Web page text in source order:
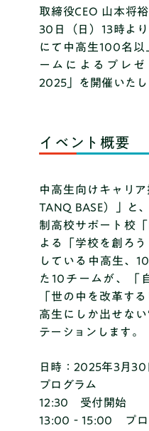
取締役CEO 山本将
30日（日）13時よ
にて中高生100名以
ームによるプレゼ
2025」を開催いたし
イベント概要
中高生向けキャリ
TANQ BASE）」と
制高校サポート校
よる「学校を創ろ
している中高生、
た10チームが、「
「世の中を改革す
高生にしか出せな
テーションします。
日時 ：2025年3月30
プログラム
12:30 受付開始
13:00‐15:00 プロ